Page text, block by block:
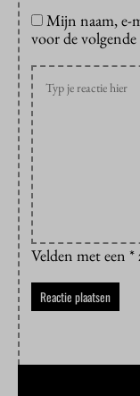
Mijn naam, e-
voor de volgende
Velden met een